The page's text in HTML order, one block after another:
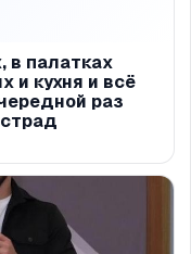
палатках
и кухня и всё
раз